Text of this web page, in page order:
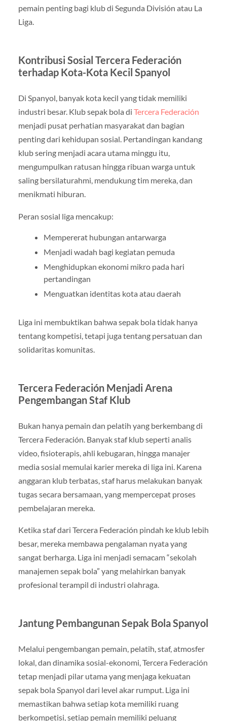
pemain penting bagi klub di Segunda División atau La
Liga.
Kontribusi Sosial Tercera Federación
terhadap Kota-Kota Kecil Spanyol
Di Spanyol, banyak kota kecil yang tidak memiliki
industri besar. Klub sepak bola di Tercera Federación
menjadi pusat perhatian masyarakat dan bagian
penting dari kehidupan sosial. Pertandingan kandang
klub sering menjadi acara utama minggu itu,
mengumpulkan ratusan hingga ribuan warga untuk
saling bersilaturahmi, mendukung tim mereka, dan
menikmati hiburan.
Peran sosial liga mencakup:
Mempererat hubungan antarwarga
Menjadi wadah bagi kegiatan pemuda
Menghidupkan ekonomi mikro pada hari
pertandingan
Menguatkan identitas kota atau daerah
Liga ini membuktikan bahwa sepak bola tidak hanya
tentang kompetisi, tetapi juga tentang persatuan dan
solidaritas komunitas.
Tercera Federación Menjadi Arena
Pengembangan Staf Klub
Bukan hanya pemain dan pelatih yang berkembang di
Tercera Federación. Banyak staf klub seperti analis
video, fisioterapis, ahli kebugaran, hingga manajer
media sosial memulai karier mereka di liga ini. Karena
anggaran klub terbatas, staf harus melakukan banyak
tugas secara bersamaan, yang mempercepat proses
pembelajaran mereka.
Ketika staf dari Tercera Federación pindah ke klub lebih
besar, mereka membawa pengalaman nyata yang
sangat berharga. Liga ini menjadi semacam “sekolah
manajemen sepak bola” yang melahirkan banyak
profesional terampil di industri olahraga.
Jantung Pembangunan Sepak Bola Spanyol
Melalui pengembangan pemain, pelatih, staf, atmosfer
lokal, dan dinamika sosial-ekonomi, Tercera Federación
tetap menjadi pilar utama yang menjaga kekuatan
sepak bola Spanyol dari level akar rumput. Liga ini
memastikan bahwa setiap kota memiliki ruang
berkompetisi, setiap pemain memiliki peluang